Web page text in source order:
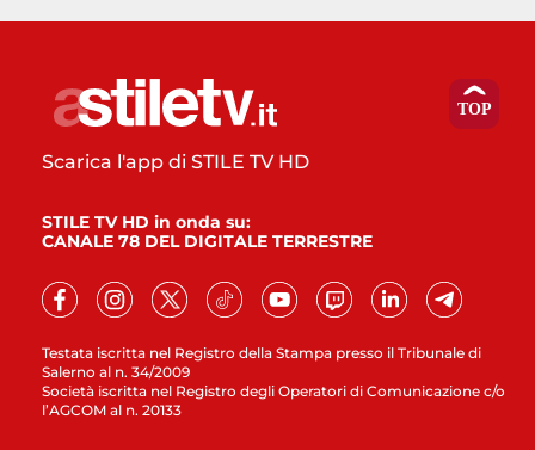
Testata iscritta nel Registro della Stampa presso il Tribunale di
Salerno al n. 34/2009
Società iscritta nel Registro degli Operatori di Comunicazione c/o
l’AGCOM al n. 20133
Scarica l'app di STILE TV HD
STILE TV HD in onda su:
CANALE 78 DEL DIGITALE TERRESTRE